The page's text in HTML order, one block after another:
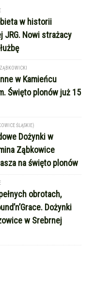
w historii
JRG. Nowi strażacy
w Kamieńcu
Święto plonów już 15
ŚLĄSKIE)
Dożynki w
Ząbkowice
na święto plonów
obrotach,
Dożynki
w Srebrnej